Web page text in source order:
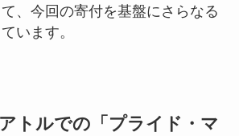
、今回の寄付を基盤にさらなる
います。
トルでの「プライド・マ